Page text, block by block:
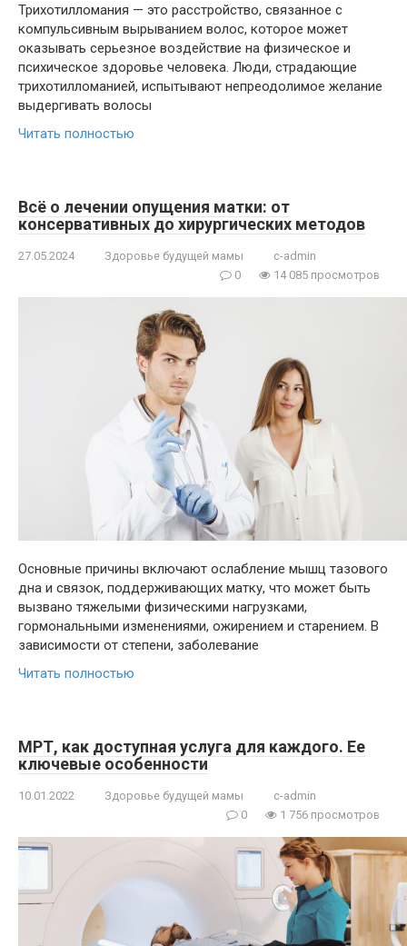
Трихотилломания — это расстройство, связанное с
компульсивным вырыванием волос, которое может
оказывать серьезное воздействие на физическое и
психическое здоровье человека. Люди, страдающие
трихотилломанией, испытывают непреодолимое желание
выдергивать волосы
Читать полностью
Всё о лечении опущения матки: от
консервативных до хирургических методов
27.05.2024 Здоровье будущей мамы
c-admin
0
14 085 просмотров
Основные причины включают ослабление мышц тазового
дна и связок, поддерживающих матку, что может быть
вызвано тяжелыми физическими нагрузками,
гормональными изменениями, ожирением и старением. В
зависимости от степени, заболевание
Читать полностью
МРТ, как доступная услуга для каждого. Ее
ключевые особенности
10.01.2022 Здоровье будущей мамы
c-admin
0
1 756 просмотров